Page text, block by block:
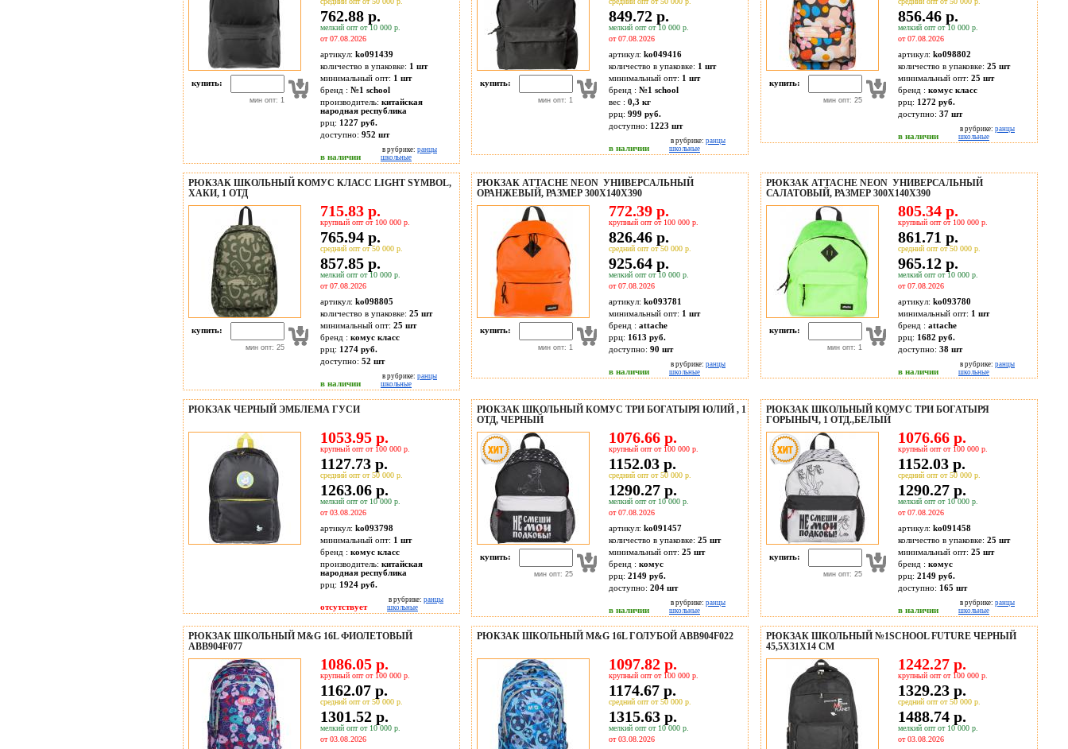
купить:
мин опт: 1
762.88 р.
мелкий опт от 10 000 р.
от 07.08.2026
артикул: ko091439
количество в упаковке: 1 шт
минимальный опт: 1 шт
бренд : №1 school
производитель: китайская
народная республика
ррц: 1227 руб.
доступно: 952 шт
в наличии
в рубрике: ранцы
школьные
купить:
мин опт: 1
849.72 р.
мелкий опт от 10 000 р.
от 07.08.2026
артикул: ko049416
количество в упаковке: 1 шт
минимальный опт: 1 шт
бренд : №1 school
вес : 0,3 кг
ррц: 999 руб.
доступно: 1223 шт
в наличии
в рубрике: ранцы
школьные
купить:
мин опт: 25
856.46 р.
мелкий опт от 10 000 р.
от 07.08.2026
артикул: ko098802
количество в упаковке: 25 шт
минимальный опт: 25 шт
бренд : комус класс
ррц: 1272 руб.
доступно: 37 шт
в наличии
в рубрике: ранцы
школьные
РЮКЗАК ШКОЛЬНЫЙ КОМУС КЛАСС LIGHT SYMBOL,
ХАКИ, 1 ОТД
купить:
мин опт: 25
715.83 р.
крупный опт от 100 000 р.
765.94 р.
средний опт от 50 000 р.
857.85 р.
мелкий опт от 10 000 р.
от 07.08.2026
артикул: ko098805
количество в упаковке: 25 шт
минимальный опт: 25 шт
бренд : комус класс
ррц: 1274 руб.
доступно: 52 шт
в наличии
в рубрике: ранцы
школьные
РЮКЗАК ATTACHE NEON УНИВЕРСАЛЬНЫЙ
ОРАНЖЕВЫЙ, РАЗМЕР 300X140X390
купить:
мин опт: 1
772.39 р.
крупный опт от 100 000 р.
826.46 р.
средний опт от 50 000 р.
925.64 р.
мелкий опт от 10 000 р.
от 07.08.2026
артикул: ko093781
минимальный опт: 1 шт
бренд : attache
ррц: 1613 руб.
доступно: 90 шт
в наличии
в рубрике: ранцы
школьные
РЮКЗАК ATTACHE NEON УНИВЕРСАЛЬНЫЙ
САЛАТОВЫЙ, РАЗМЕР 300X140X390
купить:
мин опт: 1
805.34 р.
крупный опт от 100 000 р.
861.71 р.
средний опт от 50 000 р.
965.12 р.
мелкий опт от 10 000 р.
от 07.08.2026
артикул: ko093780
минимальный опт: 1 шт
бренд : attache
ррц: 1682 руб.
доступно: 38 шт
в наличии
в рубрике: ранцы
школьные
РЮКЗАК ЧЕРНЫЙ ЭМБЛЕМА ГУСИ
1053.95 р.
крупный опт от 100 000 р.
1127.73 р.
средний опт от 50 000 р.
1263.06 р.
мелкий опт от 10 000 р.
от 03.08.2026
артикул: ko093798
минимальный опт: 1 шт
бренд : комус класс
производитель: китайская
народная республика
ррц: 1924 руб.
отсутствует
в рубрике: ранцы
школьные
РЮКЗАК ШКОЛЬНЫЙ КОМУС ТРИ БОГАТЫРЯ ЮЛИЙ , 1
ОТД, ЧЕРНЫЙ
купить:
мин опт: 25
1076.66 р.
крупный опт от 100 000 р.
1152.03 р.
средний опт от 50 000 р.
1290.27 р.
мелкий опт от 10 000 р.
от 07.08.2026
артикул: ko091457
количество в упаковке: 25 шт
минимальный опт: 25 шт
бренд : комус
ррц: 2149 руб.
доступно: 204 шт
в наличии
в рубрике: ранцы
школьные
РЮКЗАК ШКОЛЬНЫЙ КОМУС ТРИ БОГАТЫРЯ
ГОРЫНЫЧ, 1 ОТД.,БЕЛЫЙ
купить:
мин опт: 25
1076.66 р.
крупный опт от 100 000 р.
1152.03 р.
средний опт от 50 000 р.
1290.27 р.
мелкий опт от 10 000 р.
от 07.08.2026
артикул: ko091458
количество в упаковке: 25 шт
минимальный опт: 25 шт
бренд : комус
ррц: 2149 руб.
доступно: 165 шт
в наличии
в рубрике: ранцы
школьные
РЮКЗАК ШКОЛЬНЫЙ M&G 16L ФИОЛЕТОВЫЙ
ABB904F077
1086.05 р.
крупный опт от 100 000 р.
1162.07 р.
средний опт от 50 000 р.
1301.52 р.
мелкий опт от 10 000 р.
от 03.08.2026
РЮКЗАК ШКОЛЬНЫЙ M&G 16L ГОЛУБОЙ ABB904F022
1097.82 р.
крупный опт от 100 000 р.
1174.67 р.
средний опт от 50 000 р.
1315.63 р.
мелкий опт от 10 000 р.
от 03.08.2026
РЮКЗАК ШКОЛЬНЫЙ №1SCHOOL FUTURE ЧЕРНЫЙ
45,5Х31Х14 СМ
1242.27 р.
крупный опт от 100 000 р.
1329.23 р.
средний опт от 50 000 р.
1488.74 р.
мелкий опт от 10 000 р.
от 03.08.2026